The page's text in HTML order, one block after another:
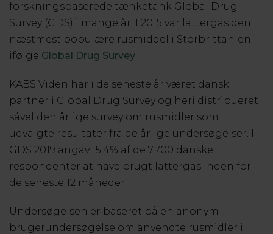
forskningsbaserede tænketank Global Drug
Survey (GDS) i mange år. I 2015 var lattergas den
næstmest populære rusmiddel i Storbrittanien
ifølge Global Drug Survey.
KABS Viden har i de seneste år været dansk
partner i Global Drug Survey og heri distribueret
såvel den årlige survey om rusmidler som
udvalgte resultater fra de årlige undersøgelser. I
GDS 2019 angav 15,4% af de 7.700 danske
respondenter at have brugt lattergas inden for
de seneste 12 måneder.
Undersøgelsen er baseret på en anonym
brugerundersøgelse om anvendte rusmidler i